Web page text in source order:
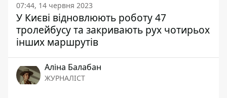
07:44, 14 червня 2023
У Києві відновлюють роботу 47
тролейбусу та закривають рух чотирьох
інших маршрутів
Аліна Балабан
ЖУРНАЛІСТ